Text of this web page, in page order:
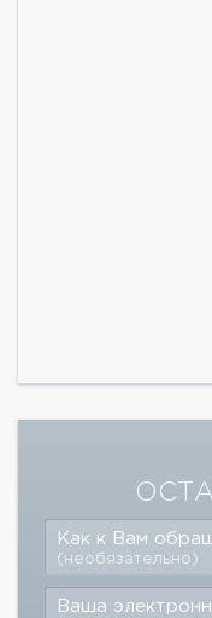
Как к Вам
(необязательно)
Ваша